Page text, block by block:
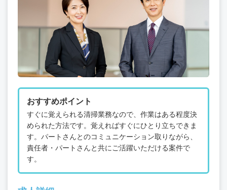
おすすめポイント
すぐに覚えられる清掃業務なので、作業はある程度決
められた方法です。覚えればすぐにひとり立ちできま
す。パートさんとのコミュニケーション取りながら、
責任者・パートさんと共にご活躍いただける案件で
す。